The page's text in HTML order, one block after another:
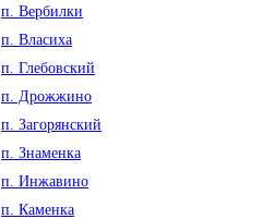
п. Вербилки
п. Власиха
п. Глебовский
п. Дрожжино
п. Загорянский
п. Знаменка
п. Инжавино
п. Каменка